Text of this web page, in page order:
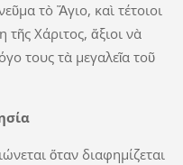
τὸ Ἅγιο, καὶ τέτοιοι
τῆς Χάριτος, ἄξιοι νὰ
τους τὰ μεγαλεῖα τοῦ
ὅταν διαφημίζεται